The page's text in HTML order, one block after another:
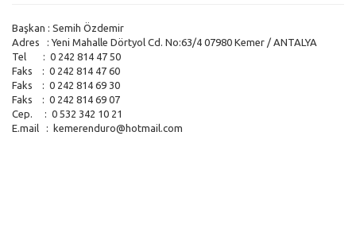
Başkan : Semih Özdemir
Adres : Yeni Mahalle Dörtyol Cd. No:63/4 07980 Kemer / ANTALYA
Tel : 0 242 814 47 50
Faks : 0 242 814 47 60
Faks : 0 242 814 69 30
Faks : 0 242 814 69 07
Cep. : 0 532 342 10 21
E.mail :
kemerenduro@hotmail.com